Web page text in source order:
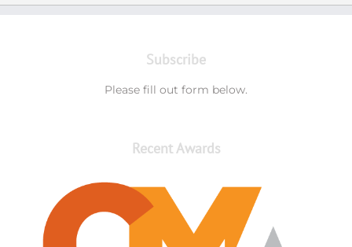
Subscribe
Please fill out form below.
Recent Awards